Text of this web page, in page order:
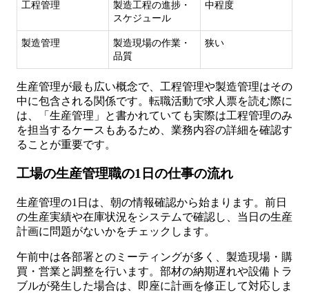
工程管理
製造工程の進捗・
スケジュール
中程度
製造管理
製造現場の作業・
品質
狭い
生産管理が最も広い概念で、工程管理や製造管理はその
中に包含される関係です。転職活動で求人票を読む際に
は、「生産管理」と書かれていても実際は工程管理のみ
を担当するケースもあるため、業務内容の詳細を確認す
ることが重要です。
工場の生産管理職の1日の仕事の流れ
生産管理の1日は、朝の情報確認から始まります。前日
の生産実績や在庫状況をシステムで確認し、当日の生産
計画に問題がないかをチェックします。
午前中は各部署とのミーティングが多く、製造現場・購
買・営業と調整を行います。部材の納期遅れや設備トラ
ブルが発生した場合は、即座に計画を修正して対応しま